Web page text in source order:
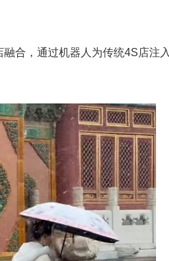
，通过机器人为传统4S店注